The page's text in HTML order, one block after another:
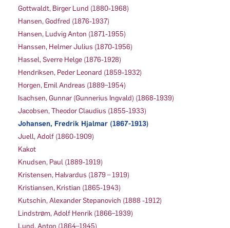
Gottwaldt, Birger Lund (1880-1968)
Hansen, Godfred (1876-1937)
Hansen, Ludvig Anton (1871-1955)
Hanssen, Helmer Julius (1870-1956)
Hassel, Sverre Helge (1876-1928)
Hendriksen, Peder Leonard (1859-1932)
Horgen, Emil Andreas (1889–1954)
Isachsen, Gunnar (Gunnerius Ingvald) (1868-1939)
Jacobsen, Theodor Claudius (1855-1933)
Johansen, Fredrik Hjalmar (1867-1913)
Juell, Adolf (1860-1909)
Kakot
Knudsen, Paul (1889-1919)
Kristensen, Halvardus (1879 – 1919)
Kristiansen, Kristian (1865-1943)
Kutschin, Alexander Stepanovich (1888 -1912)
Lindstrøm, Adolf Henrik (1866–1939)